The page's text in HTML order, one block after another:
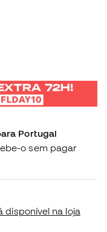
Portugal
o sem pagar
disponível na loja